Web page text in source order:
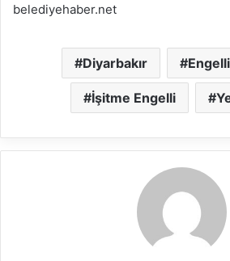
belediyehaber.net
Diyarbakır
İşitme Engelli